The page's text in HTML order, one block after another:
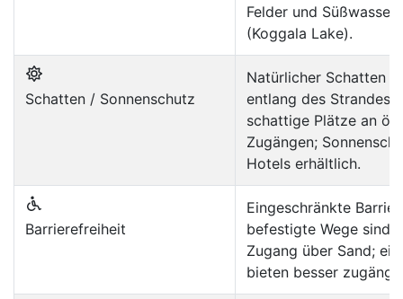
Felder und
(Koggala Lake).
Schatten / Sonnenschutz
Natürlicher Schatten
entlang des Strandes;
schattige Plätze an
Zugängen;
Hotels erhältlich.
Barrierefreiheit
Eingeschränkte
befestigte Wege sind
Zugang über Sand;
bieten besser